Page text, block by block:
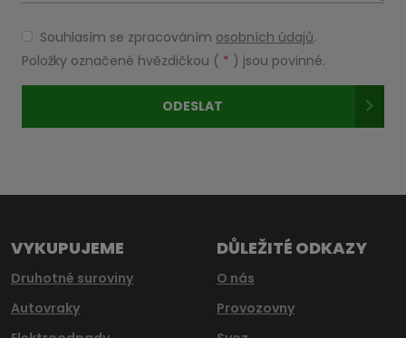
Souhlasím
se
zpracováním
osobních
Souhlasím se zpracováním osobních údajů.
Položky označené hvězdičkou ( * ) jsou povinné.
ODESLAT
nepodařilo
VYKUPUJEME
Druhotné suroviny
Autovraky
DŮLEŽITÉ ODKAZY
O nás
Provozovny